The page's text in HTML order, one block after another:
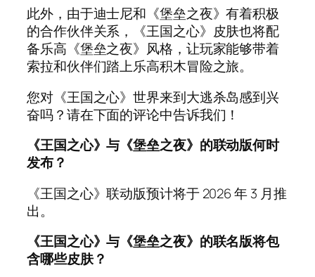
此外，由于迪士尼和《堡垒之夜》有着积极
的合作伙伴关系，《王国之心》皮肤也将配
备乐高《堡垒之夜》风格，让玩家能够带着
索拉和伙伴们踏上乐高积木冒险之旅。
您对《王国之心》世界来到大逃杀岛感到兴
奋吗？请在下面的评论中告诉我们！
《王国之心》与《堡垒之夜》的联动版何时
发布？
《王国之心》联动版预计将于 2026 年 3 月推
出。
《王国之心》与《堡垒之夜》的联名版将包
含哪些皮肤？